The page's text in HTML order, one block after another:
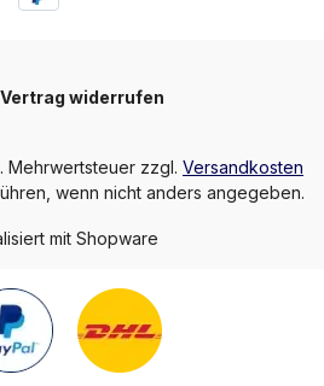
Vertrag widerrufen
Mehrwertsteuer zzgl. Versandkosten
wenn nicht anders angegeben.
mit Shopware